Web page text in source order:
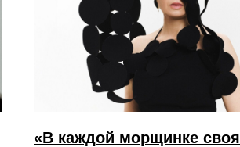
«В каждой морщинке своя